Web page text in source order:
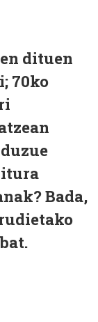
dituen
70ko
Bada,